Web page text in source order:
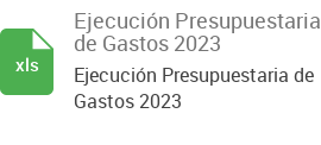
Ejecución Presupuestaria
de Gastos 2023
Ejecución Presupuestaria de
Gastos 2023
xls